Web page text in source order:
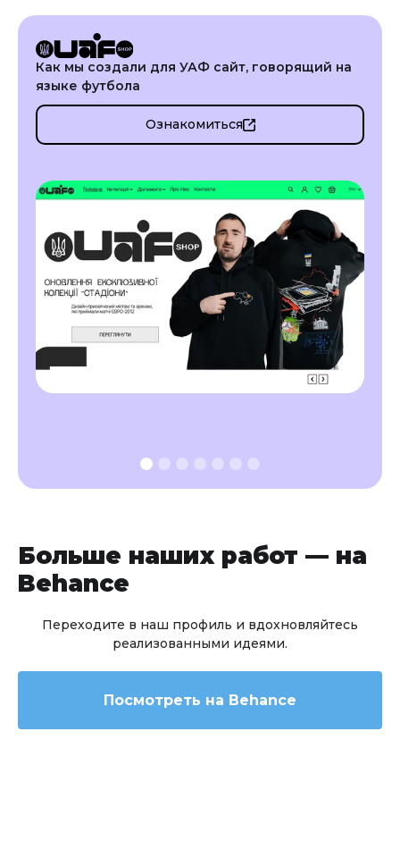
Как мы создали для УАФ сайт, говорящий на
языке футбола
Ознакомиться
Больше наших работ — на
Behance
Переходите в наш профиль и вдохновляйтесь
реализованными идеями.
Посмотреть на Behance